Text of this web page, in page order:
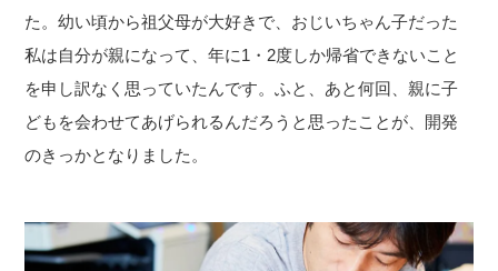
た。幼い頃から祖父母が大好きで、おじいちゃん子だった
私は自分が親になって、年に1・2度しか帰省できないこと
を申し訳なく思っていたんです。ふと、あと何回、親に子
どもを会わせてあげられるんだろうと思ったことが、開発
のきっかとなりました。